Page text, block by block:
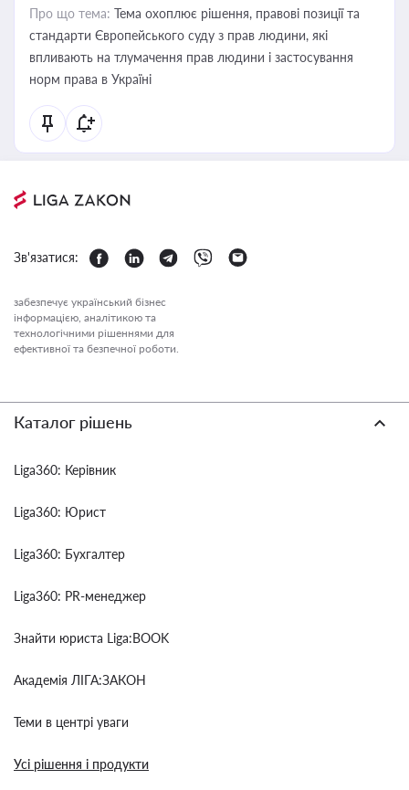
Про що тема: Тема охоплює рішення, правові позиції та
стандарти Європейського суду з прав людини, які
впливають на тлумачення прав людини і застосування
норм права в Україні
Зв'язатися:
забезпечує український бізнес
інформацією, аналітикою та
технологічними рішеннями для
ефективної та безпечної роботи.
Каталог рішень
Liga360: Керівник
Liga360: Юрист
Liga360: Бухгалтер
Liga360: PR-менеджер
Знайти юриста Liga:BOOK
Академія ЛІГА:ЗАКОН
Теми в центрі уваги
Усі рішення і продукти